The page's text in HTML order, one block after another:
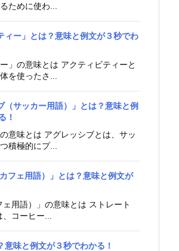
ために使わ...
ィー」とは？意味と例文が３秒でわ
」の意味とは アクティビティーと
を使ったさ...
（サッカー用語）」とは？意味と例
！
意味とは アグレッシブとは、サッ
積極的にプ...
カフェ用語）」とは？意味と例文が
ェ用語）」の意味とは ストレート
コーヒー...
意味と例文が３秒でわかる！